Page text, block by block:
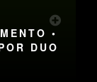
•
DUO